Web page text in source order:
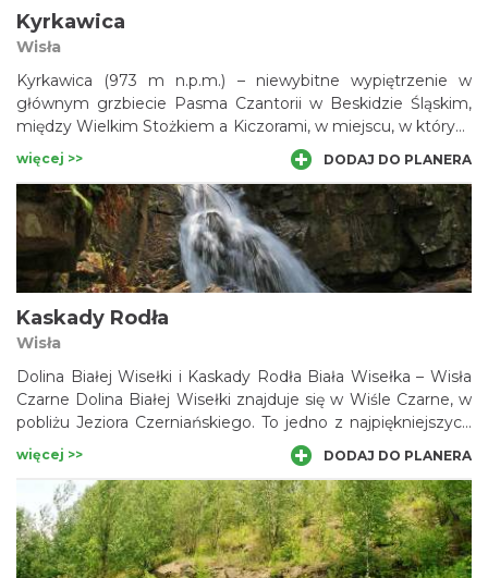
Kyrkawica
Wisła
Kyrkawica (973 m n.p.m.) – niewybitne wypiętrzenie w
głównym grzbiecie Pasma Czantorii w Beskidzie Śląskim,
między Wielkim Stożkiem a Kiczorami, w miejscu, w którym
grzbiet ten zmienia nagle kierunek z równoleżnikowego na
południkowy. W kierunku zachodnim odchodzi od niego
boczne ramię Groniczka (832 m n.p.m.), obniżające się nad
Jabłonków w dolinie Olzy.
więcej >> DODAJ DO PLANERA
Kaskady Rodła
Wisła
Dolina Białej Wisełki i Kaskady Rodła Biała Wisełka – Wisła
Czarne Dolina Białej Wisełki znajduje się w Wiśle Czarne, w
pobliżu Jeziora Czerniańskiego. To jedno z najpiękniejszych
miejsc w Wiśle, które znakomicie nadaje się na spacery
rodzinne, nawet z malutkimi dziećmi i wózkami, ponieważ
przez malowniczą dolinę prowadzi asfaltowa droga o
delikatnym nachyleniu.
więcej >> DODAJ DO PLANERA